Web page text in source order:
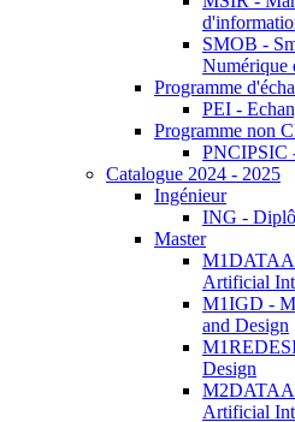
SMOB -
Numérique
Programme
PEI -
Programme non
PNCIPSIC
Catalogue 2024 - 2025
Ingénieur
ING -
Master
Artificial
M1IGD -
and Design
Design
Artificial